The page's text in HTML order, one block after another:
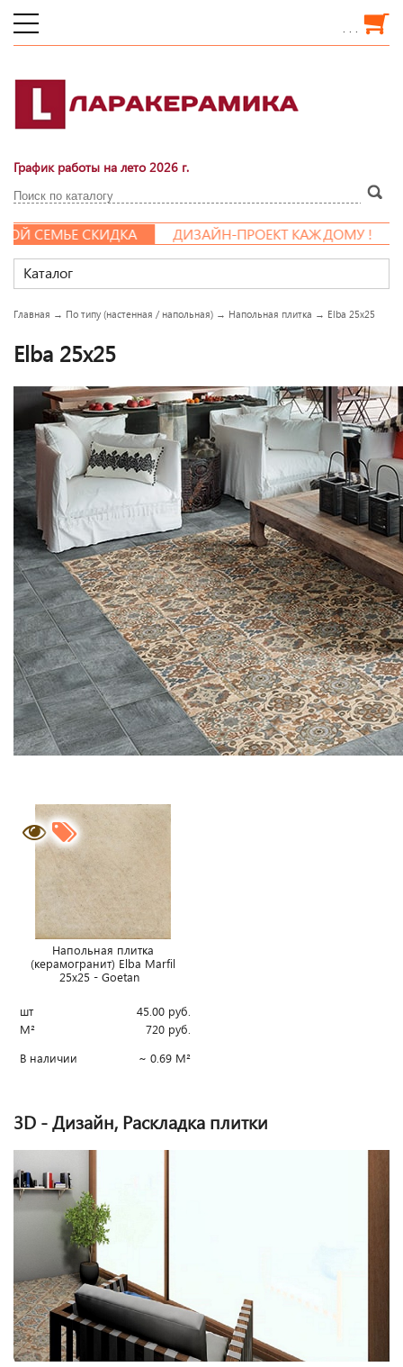
. . .
График работы на лето 2026 г.
СЕМЬЕ СКИДКА
ДИЗАЙН-ПРОЕКТ КАЖДОМУ !
Каталог
Главная → По типу (настенная / напольная) → Напольная плитка → Elba 25x25
Elba 25x25
Напольная плитка
(керамогранит) Elba Marfil
25x25 - Goetan
шт 45.00 руб.
М²
720 руб.
В наличии
~ 0.69 М²
3D - Дизайн, Раскладка плитки